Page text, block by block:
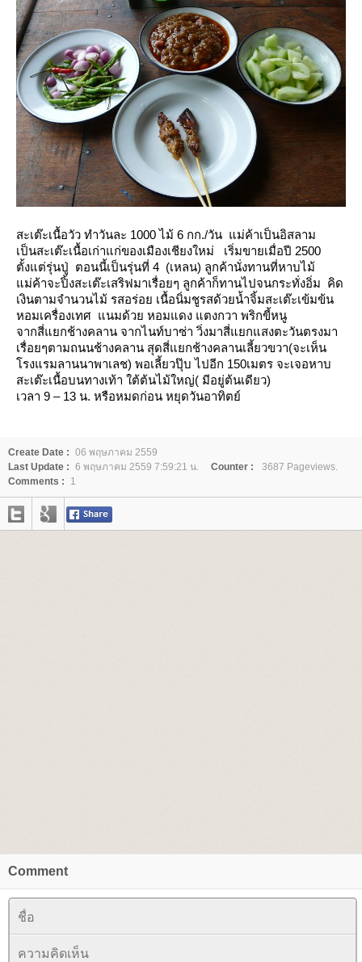
สะเต๊ะเนื้อวัว ทำวันละ 1000 ไม้ 6 กก./วัน ม่ค้าเป็นอิสลาม
เป็นสะเต๊ะเนื้อเก่าแก่ของเมืองเชียงใหม่ เริ่มขายเมื่อปี 2500
ตั้งแต่รุ่นปู่ ตอนนี้เป็นรุ่นที่ 4 (เหลน) ลูกค้านั่งทานที่หาบไม้
ม่ค้าจะปิ้งสะเต๊ะเสริฟมาเรื่อยๆ ลูกค้าก็ทานไปจนกระทั่งอิ่ม คิด
เงินตามจำนวนไม้ รสอร่อย เนื้อนิ่มชูรสด้วยน้ำจิ้มสะเต๊ะเข้มข้น
หอมเครื่องเทศ แนมด้วย หอมแดง แตงกวา พริกขี้หนู
จากสี่แยกช้างคลาน จากไนท์บาซ่า วิ่งมาสี่แยกแสงตะวันตรงมา
เรื่อยๆตามถนนช้างคลาน สุดสี่แยกช้างคลานเลี้ยวขวา(จะเห็น
รงแรมลานนาพาเลช) พอเลี้ยวปุ๊บ ไปอีก 150เมตร จะเจอหาบ
สะเต๊ะเนื้อบนทางเท้า ใต้ต้นไม้ใหญ่( มีอยู่ต้นเดียว)
เวลา 9 – 13 น. หรือหมดก่อน หยุดวันอาทิตย์
Create Date : 06 พฤษภาคม 2559
Last Update : 6 พฤษภาคม 2559 7:59:21 น. Counter :
3687 Pageviews.
Comments :
1
Comment